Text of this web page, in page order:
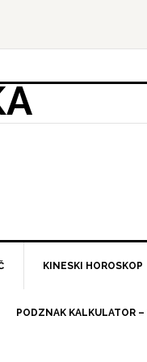
KINESKI HOROSKOP
PODZNAK KALKULATOR